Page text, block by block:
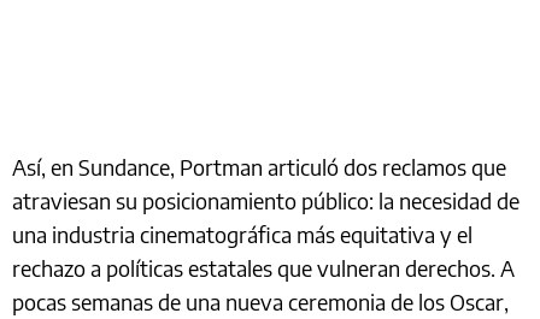
Así, en Sundance, Portman articuló dos reclamos que
atraviesan su posicionamiento público: la necesidad de
una industria cinematográfica más equitativa y el
rechazo a políticas estatales que vulneran derechos. A
pocas semanas de una nueva ceremonia de los Oscar,